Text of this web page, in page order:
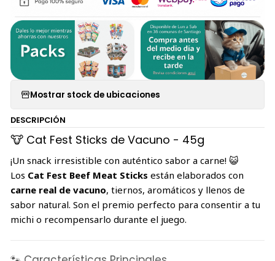
Mostrar stock de ubicaciones
DESCRIPCIÓN
🐮 Cat Fest Sticks de Vacuno - 45g
¡Un snack irresistible con auténtico sabor a carne! 😺
Los Cat Fest Beef Meat Sticks están elaborados con
carne real de vacuno, tiernos, aromáticos y llenos de
sabor natural. Son el premio perfecto para consentir a tu
michi o recompensarlo durante el juego.